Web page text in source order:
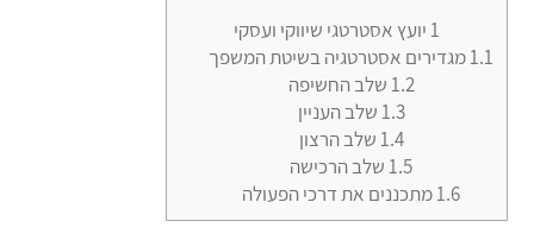
1 יועץ אסטרטגי שיווקי ועסקי
1.1מגדירים אסטרטגיה בשיטת המשפך
1.2 שלב החשיפה
1.3 שלב העניין
1.4 שלב הרצון
1.5 שלב הרכישה
1.6מתכננים את דרכי הפעולה